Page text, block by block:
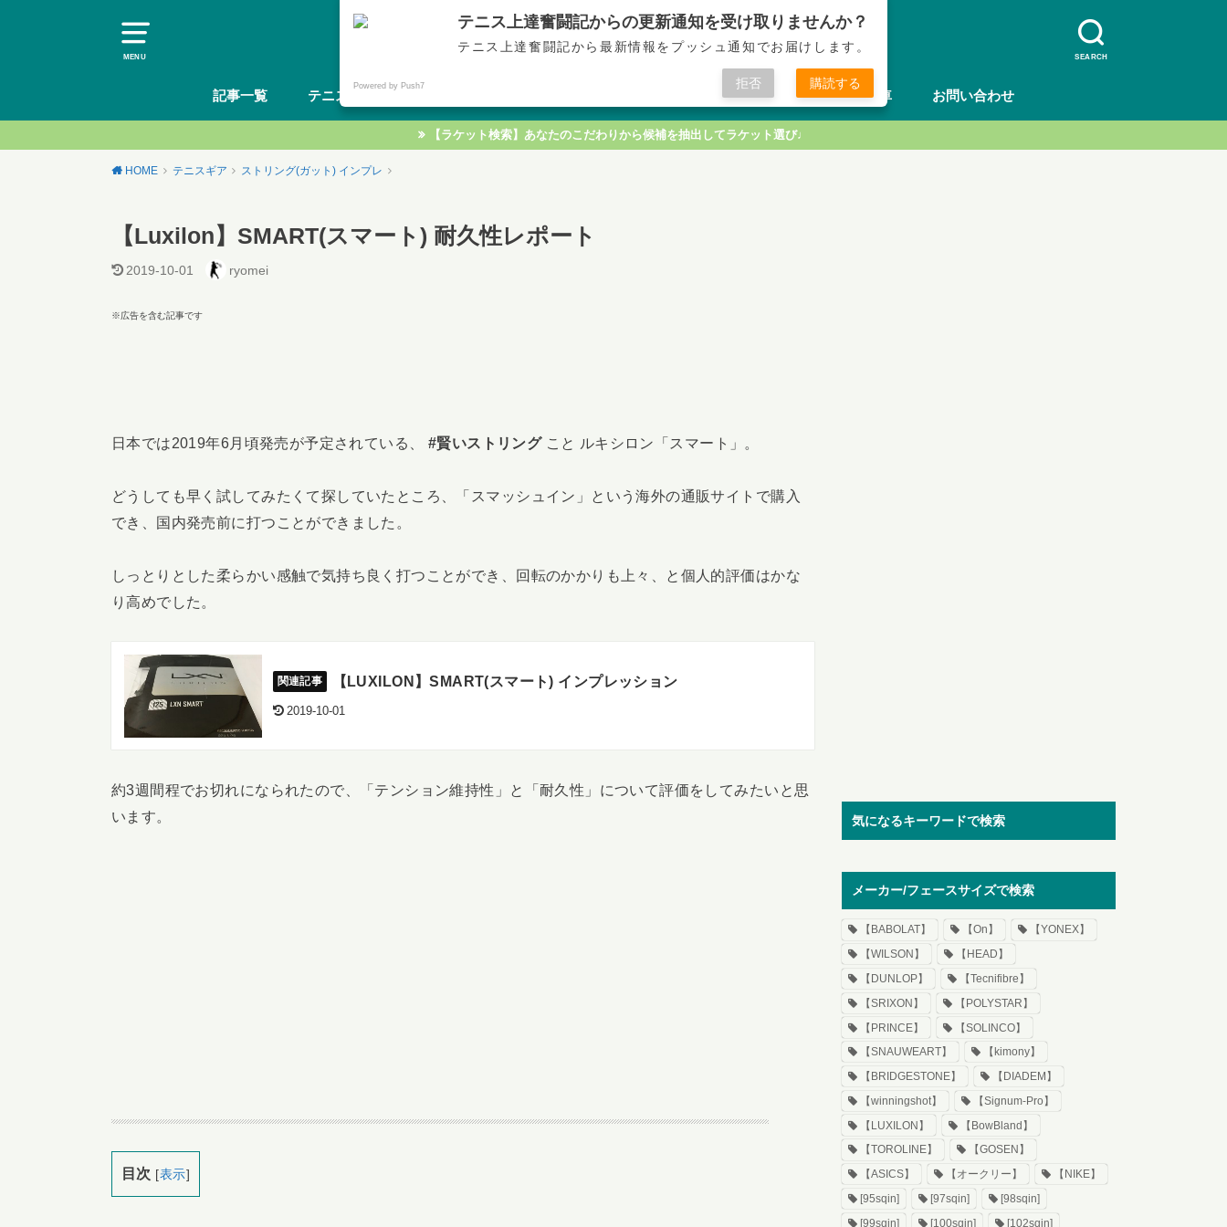
MENU SEARCH
テニス上達奮闘記
記事一覧 テニスギア テニス練習方法 車 お問い合わせ
【ラケット検索】あなたのこだわりから候補を抽出してラケット選び♩
HOME テニスギア ストリング(ガット) インプレ
【Luxilon】SMART(スマート) 耐久性レポート
2019-10-01 ryomei
※広告を含む記事です
日本では2019年6月頃発売が予定されている、 #賢いストリングこと ルキシロン「スマート」。
どうしても早く試してみたくて探していたところ、「スマッシュイン」という海外の通販サイトで購入
でき、国内発売前に打つことができました。
しっとりとした柔らかい感触で気持ち良く打つことができ、回転のかかりも上々、と個人的評価はかな
り高めでした。
【LUXILON】SMART(スマート) インプレッション
2019-10-01
約3週間程でお切れになられたので、「テンション維持性」と「耐久性」について評価をしてみたいと思
います。
目次 [表示]
気になるキーワードで検索
メーカー/フェースサイズで検索
【BABOLAT】 【On】
【YONEX】
【WILSON】
【HEAD】
【DUNLOP】
【Tecnifibre】
【SRIXON】
【POLYSTAR】
【PRINCE】
【SOLINCO】
【SNAUWEART】
【kimony】
【BRIDGESTONE】
【DIADEM】
【winningshot】
【Signum-Pro】
【LUXILON】
【BowBland】
【TOROLINE】
【GOSEN】
【ASICS】
【オークリー】
【NIKE】
[95sqin]
[97sqin]
[98sqin]
[99sqin]
[100sqin]
[102sqin]
テニス上達奮闘記からの更新通知を受け取りませんか？
テニス上達奮闘記から最新情報をプッシュ通知でお届けします。
Powered by Push7 拒否 購読する